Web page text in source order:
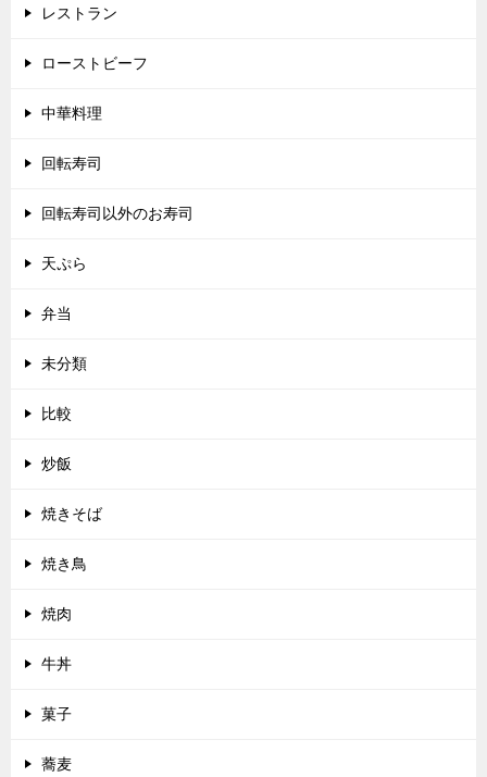
レストラン
ローストビーフ
中華料理
回転寿司
回転寿司以外のお寿司
天ぷら
弁当
未分類
比較
炒飯
焼きそば
焼き鳥
焼肉
牛丼
菓子
蕎麦